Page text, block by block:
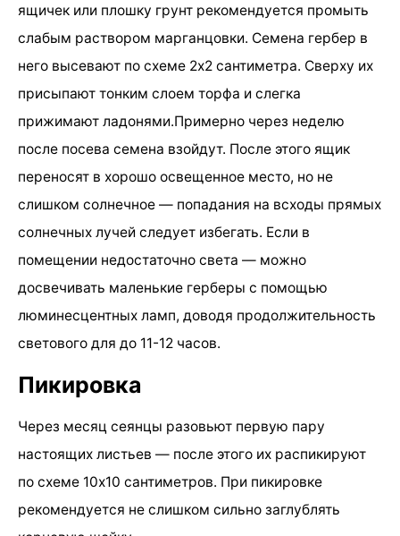
ящичек или плошку грунт рекомендуется промыть
слабым раствором марганцовки. Семена гербер в
него высевают по схеме 2х2 сантиметра. Сверху их
присыпают тонким слоем торфа и слегка
прижимают ладонями.Примерно через неделю
после посева семена взойдут. После этого ящик
переносят в хорошо освещенное место, но не
слишком солнечное — попадания на всходы прямых
солнечных лучей следует избегать. Если в
помещении недостаточно света — можно
досвечивать маленькие герберы с помощью
люминесцентных ламп, доводя продолжительность
светового для до 11-12 часов.
Пикировка
Через месяц сеянцы разовьют первую пару
настоящих листьев — после этого их распикируют
по схеме 10х10 сантиметров. При пикировке
рекомендуется не слишком сильно заглублять